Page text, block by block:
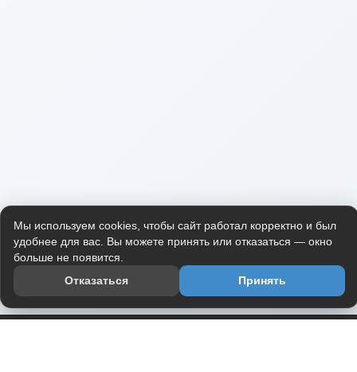
Мы используем cookies, чтобы сайт работал корректно и был
удобнее для вас. Вы можете принять или отказаться — окно
больше не появится.
Отказаться
Принять